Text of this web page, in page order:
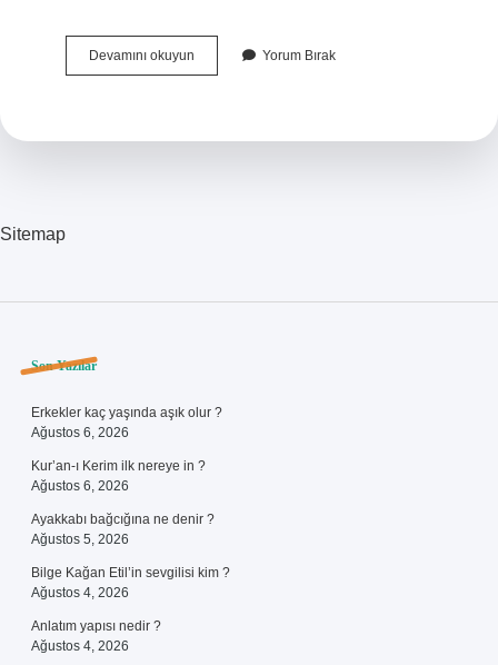
Devamını okuyunAvrupa
Birliği
Yorum Bırak
Sitemap
Sidebar
Son Yazılar
Erkekler kaç yaşında aşık olur ?
Ağustos 6, 2026
Kur’an-ı Kerim ilk nereye in ?
Ağustos 6, 2026
Ayakkabı bağcığına ne denir ?
Ağustos 5, 2026
Bilge Kağan Etil’in sevgilisi kim ?
Ağustos 4, 2026
Anlatım yapısı nedir ?
Ağustos 4, 2026